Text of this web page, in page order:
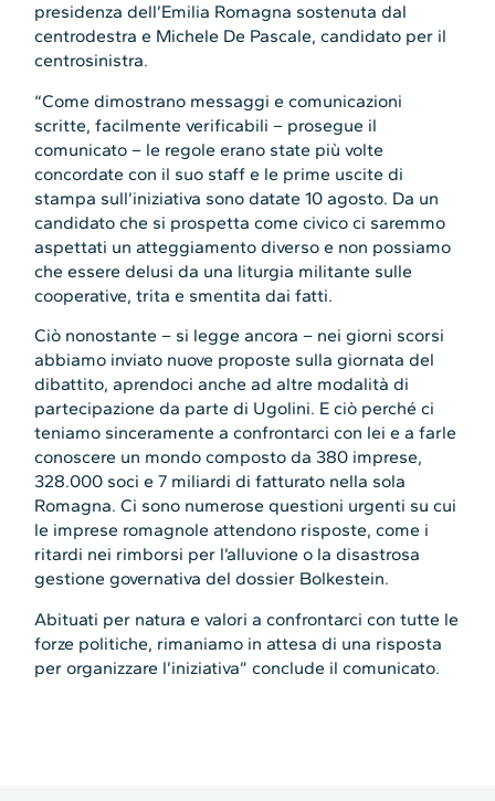
presidenza dell’Emilia Romagna sostenuta dal
centrodestra e Michele De Pascale, candidato per il
centrosinistra.
“Come dimostrano messaggi e comunicazioni
scritte, facilmente verificabili – prosegue il
comunicato – le regole erano state più volte
concordate con il suo staff e le prime uscite di
stampa sull’iniziativa sono datate 10 agosto. Da un
candidato che si prospetta come civico ci saremmo
aspettati un atteggiamento diverso e non possiamo
che essere delusi da una liturgia militante sulle
cooperative, trita e smentita dai fatti.
Ciò nonostante – si legge ancora – nei giorni scorsi
abbiamo inviato nuove proposte sulla giornata del
dibattito, aprendoci anche ad altre modalità di
partecipazione da parte di Ugolini. E ciò perché ci
teniamo sinceramente a confrontarci con lei e a farle
conoscere un mondo composto da 380 imprese,
328.000 soci e 7 miliardi di fatturato nella sola
Romagna. Ci sono numerose questioni urgenti su cui
le imprese romagnole attendono risposte, come i
ritardi nei rimborsi per l’alluvione o la disastrosa
gestione governativa del dossier Bolkestein.
Abituati per natura e valori a confrontarci con tutte le
forze politiche, rimaniamo in attesa di una risposta
per organizzare l’iniziativa” conclude il comunicato.